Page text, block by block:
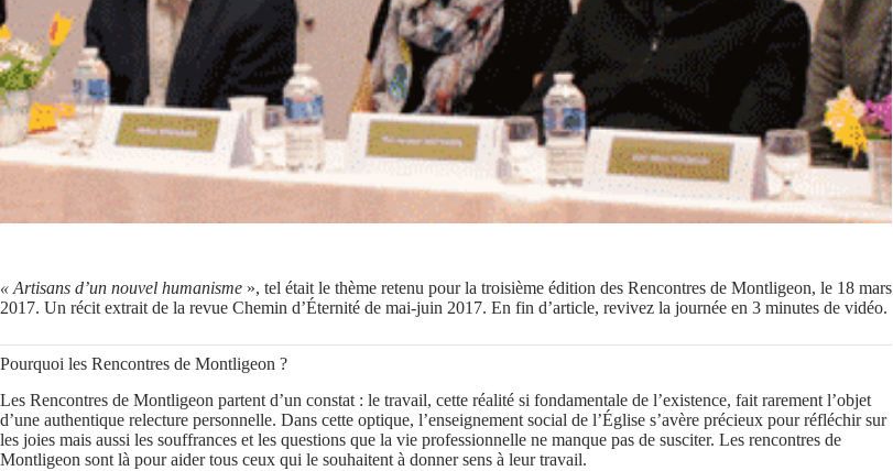
« Artisans d’un nouvel humanisme », tel était le thème retenu pour la troisième édition des Rencontres de Montligeon, le 18 mars
2017. Un récit extrait de la revue Chemin d’Éternité de mai-juin 2017. En fin d’article, revivez la journée en 3 minutes de vidéo.
Pourquoi les Rencontres de Montligeon ?
Les Rencontres de Montligeon partent d’un constat : le travail, cette réalité si fondamentale de l’existence, fait rarement l’objet
d’une authentique relecture personnelle. Dans cette optique, l’enseignement social de l’Église s’avère précieux pour réfléchir sur
les joies mais aussi les souffrances et les questions que la vie professionnelle ne manque pas de susciter. Les rencontres de
Montligeon sont là pour aider tous ceux qui le souhaitent à donner sens à leur travail.